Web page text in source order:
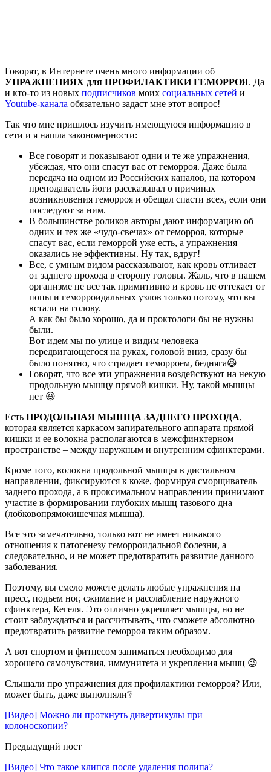
Говорят, в Интернете очень много информации об
УПРАЖНЕНИЯХ для ПРОФИЛАКТИКИ ГЕМОРРОЯ. Да
и кто-то из новых подписчиков моих социальных сетей и
Youtube-канала обязательно задаст мне этот вопрос!
Так что мне пришлось изучить имеющуюся информацию в
сети и я нашла закономерности:
Все говорят и показывают одни и те же упражнения,
убеждая, что они спасут вас от геморроя. Даже была
передача на одном из Российских каналов, на котором
преподаватель йоги рассказывал о причинах
возникновения геморроя и обещал спасти всех, если они
последуют за ним.
В большинстве роликов авторы дают информацию об
одних и тех же «чудо-свечах» от геморроя, которые
спасут вас, если геморрой уже есть, а упражнения
оказались не эффективны. Ну так, вдруг!
Все, с умным видом рассказывают, как кровь отливает
от заднего прохода в сторону головы. Жаль, что в нашем
организме не все так примитивно и кровь не оттекает от
попы и геморроидальных узлов только потому, что вы
встали на голову.
А как бы было хорошо, да и проктологи бы не нужны
были.
Вот идем мы по улице и видим человека
передвигающегося на руках, головой вниз, сразу бы
было понятно, что страдает геморроем, бедняга😆
Говорят, что все эти упражнения воздействуют на некую
продольную мышцу прямой кишки. Ну, такой мышцы
нет 😆
Есть ПРОДОЛЬНАЯ МЫШЦА ЗАДНЕГО ПРОХОДА,
которая является каркасом запирательного аппарата прямой
кишки и ее волокна располагаются в межсфинктерном
пространстве – между наружным и внутренним сфинктерами.
Кроме того, волокна продольной мышцы в дистальном
направлении, фиксируются к коже, формируя сморщиватель
заднего прохода, а в проксимальном направлении принимают
участие в формировании глубоких мышц тазового дна
(лобковопрямокишечная мышца).
Все это замечательно, только вот не имеет никакого
отношения к патогенезу геморроидальной болезни, а
следовательно, и не может предотвратить развитие данного
заболевания.
Поэтому, вы смело можете делать любые упражнения на
пресс, подъем ног, сжимание и расслабление наружного
сфинктера, Кегеля. Это отлично укрепляет мышцы, но не
стоит заблуждаться и рассчитывать, что сможете абсолютно
предотвратить развитие геморроя таким образом.
А вот спортом и фитнесом заниматься необходимо для
хорошего самочувствия, иммунитета и укрепления мышц 😉
Слышали про упражнения для профилактики геморроя? Или,
может быть, даже выполняли❔
[Видео] Можно ли проткнуть дивертикулы при
колоноскопии?
Предыдущий пост
[Видео] Что такое клипса после удаления полипа?